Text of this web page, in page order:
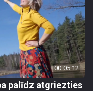
00:05:12
palīdz atgriezties